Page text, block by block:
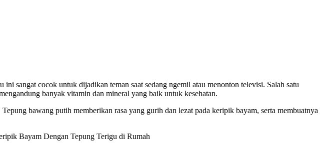
sangat cocok untuk dijadikan teman saat sedang ngemil atau menonton televisi. Salah satu
banyak vitamin dan mineral yang baik untuk kesehatan.
Tepung bawang putih memberikan rasa yang gurih dan lezat pada keripik bayam, serta membuatnya
Bayam Dengan Tepung Terigu di Rumah